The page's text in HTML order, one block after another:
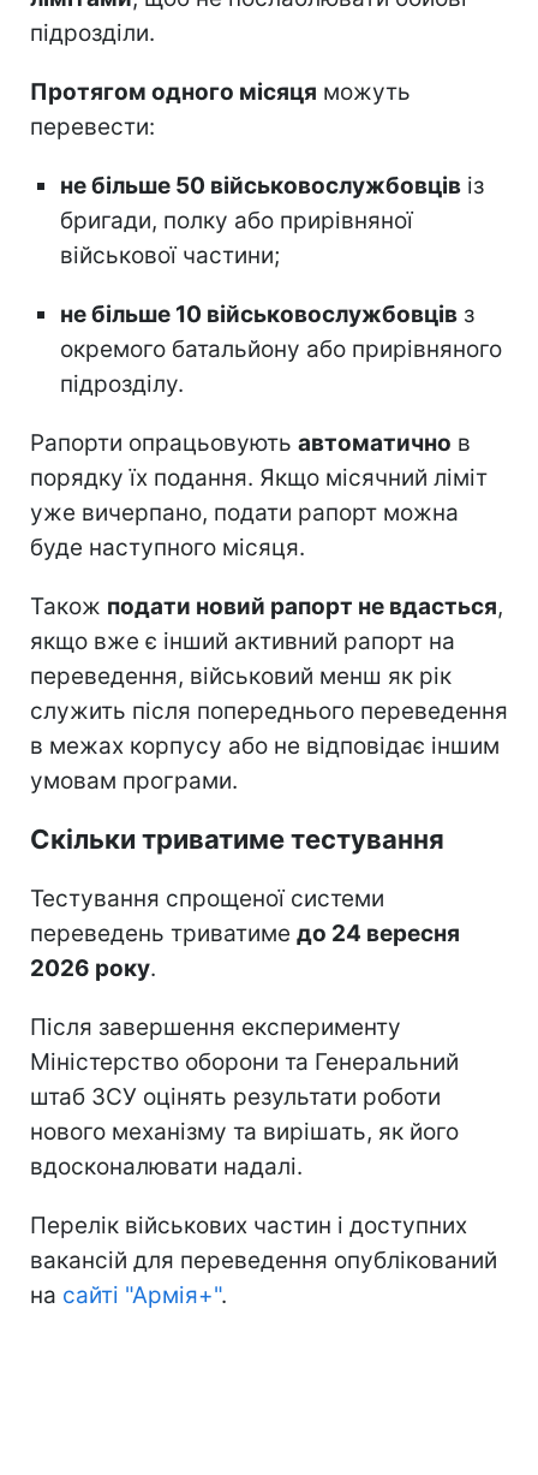
підрозділи.
Протягом одного місяця можуть
перевести:
не більше 50 військовослужбовців із
бригади, полку або прирівняної
військової частини;
не більше 10 військовослужбовців з
окремого батальйону або прирівняного
підрозділу.
Рапорти опрацьовують автоматично в
порядку їх подання. Якщо місячний ліміт
уже вичерпано, подати рапорт можна
буде наступного місяця.
Також подати новий рапорт не вдасться,
якщо вже є інший активний рапорт на
переведення, військовий менш як рік
служить після попереднього переведення
в межах корпусу або не відповідає іншим
умовам програми.
Скільки триватиме тестування
Тестування спрощеної системи
переведень триватиме до 24 вересня
2026 року.
Після завершення експерименту
Міністерство оборони та Генеральний
штаб ЗСУ оцінять результати роботи
нового механізму та вирішать, як його
вдосконалювати надалі.
Перелік військових частин і доступних
вакансій для переведення опублікований
на сайті "Армія+".